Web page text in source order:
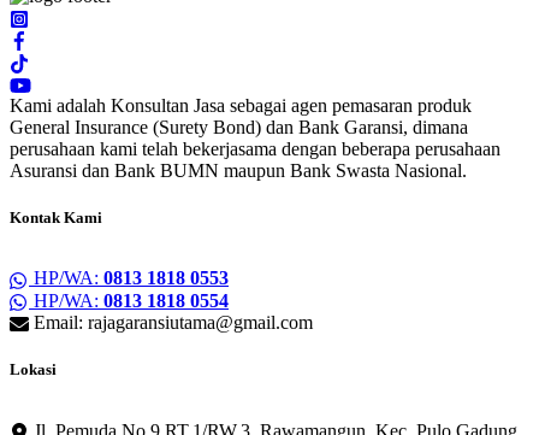
Kami adalah Konsultan Jasa sebagai agen pemasaran produk
General Insurance (Surety Bond) dan Bank Garansi, dimana
perusahaan kami telah bekerjasama dengan beberapa perusahaan
Asuransi dan Bank BUMN maupun Bank Swasta Nasional.
Kontak Kami
HP/WA: 0813 1818 0553
HP/WA: 0813 1818 0554
Email: rajagaransiutama@gmail.com
Lokasi
Jl. Pemuda No.9 RT.1/RW.3, Rawamangun, Kec. Pulo Gadung,